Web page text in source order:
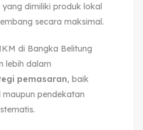
dimiliki produk lokal
secara maksimal.
di Bangka Belitung
lebih dalam
pemasaran, baik
pendekatan